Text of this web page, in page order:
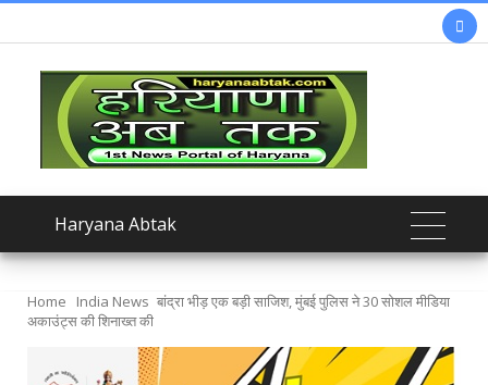

Haryana Abtak
Home India News बांद्रा भीड़ एक बड़ी साजिश, मुंबई पुलिस ने 30 सोशल मीडिया
अकाउंट्स की शिनाख्त की